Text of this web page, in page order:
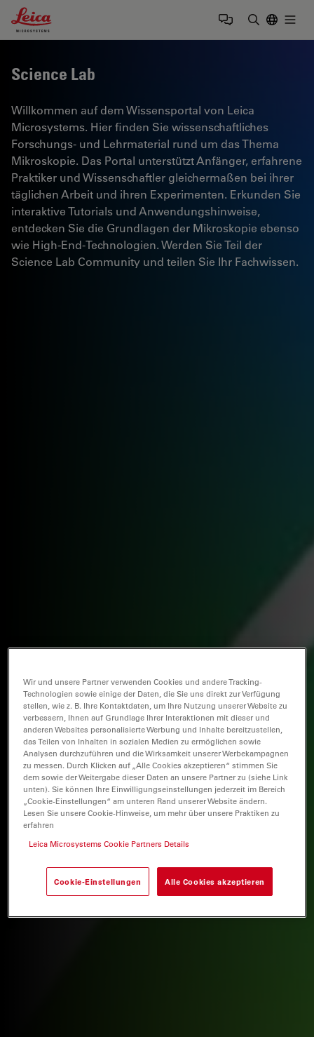
Leica Microsystems Logo
Science Lab
Willkommen auf dem Wissensportal von Leica
Microsystems. Hier finden Sie wissenschaftliches
Forschungs- und Lehrmaterial rund um das Thema
Mikroskopie. Das Portal unterstützt Anfänger, erfahrene
Praktiker und Wissenschaftler gleichermaßen bei ihrer
täglichen Arbeit und ihren Experimenten. Erkunden Sie
interaktive Tutorials und Anwendungshinweise,
entdecken Sie die Grundlagen der Mikroskopie ebenso
wie High-End-Technologien. Werden Sie Teil der
Science Lab Community und teilen Sie Ihr Fachwissen.
Wir und unsere Partner verwenden Cookies und andere Tracking-
Technologien sowie einige der Daten, die Sie uns direkt zur Verfügung
stellen, wie z. B. Ihre Kontaktdaten, um Ihre Nutzung unserer Website zu
verbessern, Ihnen auf Grundlage Ihrer Interaktionen mit dieser und
anderen Websites personalisierte Werbung und Inhalte bereitzustellen,
das Teilen von Inhalten in sozialen Medien zu ermöglichen sowie
Analysen durchzuführen und die Wirksamkeit unserer Werbekampagnen
zu messen. Durch Klicken auf „Alle Cookies akzeptieren“ stimmen Sie
dem sowie der Weitergabe dieser Daten an unsere Partner zu (siehe Link
unten). Sie können Ihre Einwilligungseinstellungen jederzeit im Bereich
„Cookie-Einstellungen“ am unteren Rand unserer Website ändern.
Lesen Sie unsere Cookie-Hinweise, um mehr über unsere Praktiken zu
erfahren
Leica Microsystems Cookie Partners Details
Cookie-Einstellungen Alle Cookies akzeptieren